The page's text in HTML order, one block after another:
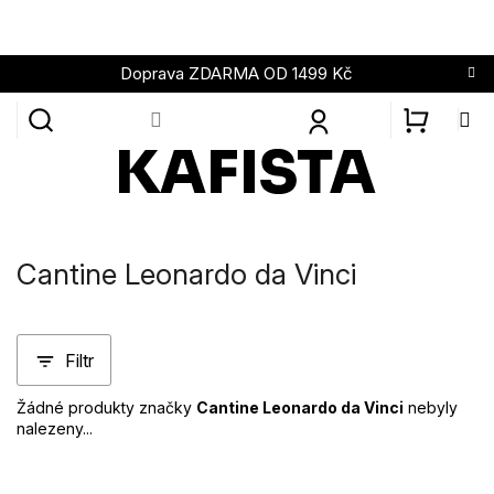
obsah
Doprava ZDARMA OD 1499 Kč
Cantine Leonardo da Vinci
Filtr
Žádné produkty značky Cantine Leonardo da Vinci nebyly
nalezeny...